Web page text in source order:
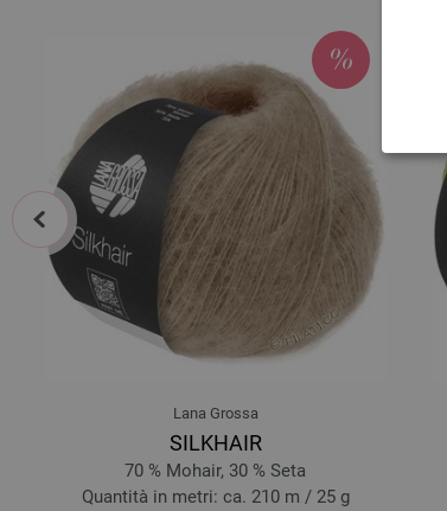
Lana Grossa
SILKHAIR
70 % Mohair, 30 % Seta
Quantità in metri: ca. 210 m / 25 g
prev